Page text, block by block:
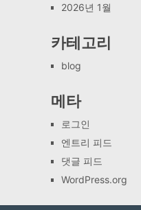
2026년 1월
카테고리
blog
메타
로그인
엔트리 피드
댓글 피드
WordPress.org